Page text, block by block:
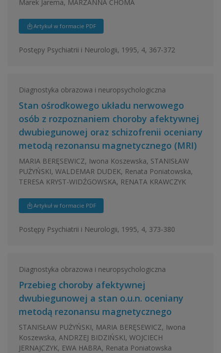
Marek Jarema, MARZANNA CHOMA
Artykuł w formacie PDF
Postępy Psychiatrii i Neurologii, 1995, 4, 367-372
Diagnostyka obrazowa i neuropsychologiczna
Stan ośrodkowego układu nerwowego
osób z rozpoznaniem choroby afektywnej
dwubiegunowej oraz schizofrenii oceniany
metodą rezonansu magnetycznego (MRI)
MARIA BERĘSEWICZ, Iwona Koszewska, STANISŁAW
PUŻYŃSKI, WALDEMAR DUDEK, Renata Poniatowska,
TERESA KRYST-WIDŹGOWSKA, RENATA KRAWCZYK
Artykuł w formacie PDF
Postępy Psychiatrii i Neurologii, 1995, 4, 373-380
Diagnostyka obrazowa i neuropsychologiczna
Przebieg choroby afektywnej
dwubiegunowej a stan o.u.n. oceniany
metodą rezonansu magnetycznego
STANISŁAW PUŻYŃSKI, MARIA BERĘSEWICZ, Iwona
Koszewska, ANDRZEJ BIDZIŃSKI, WOJCIECH
JERNAJCZYK, EWA HABRA, Renata Poniatowska